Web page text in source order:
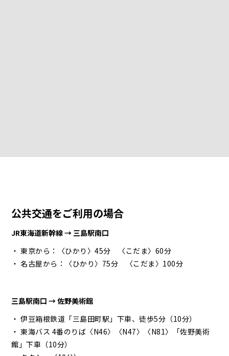
公共交通をご利用の場合
JR東海道新幹線 → 三島駅南口
・ 東京から：〈ひかり〉45分 〈こだま〉60分
・ 名古屋から：〈ひかり〉75分 〈こだま〉100分
三島駅南口 → 佐野美術館
・ 伊豆箱根鉄道「三島田町駅」下車、徒歩5分（10分）
・ 東海バス 4番のりば〈N46〉〈N47〉〈N81〉「佐野美術
館」下車（10分）